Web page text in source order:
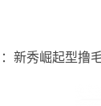
新秀崛起型撸